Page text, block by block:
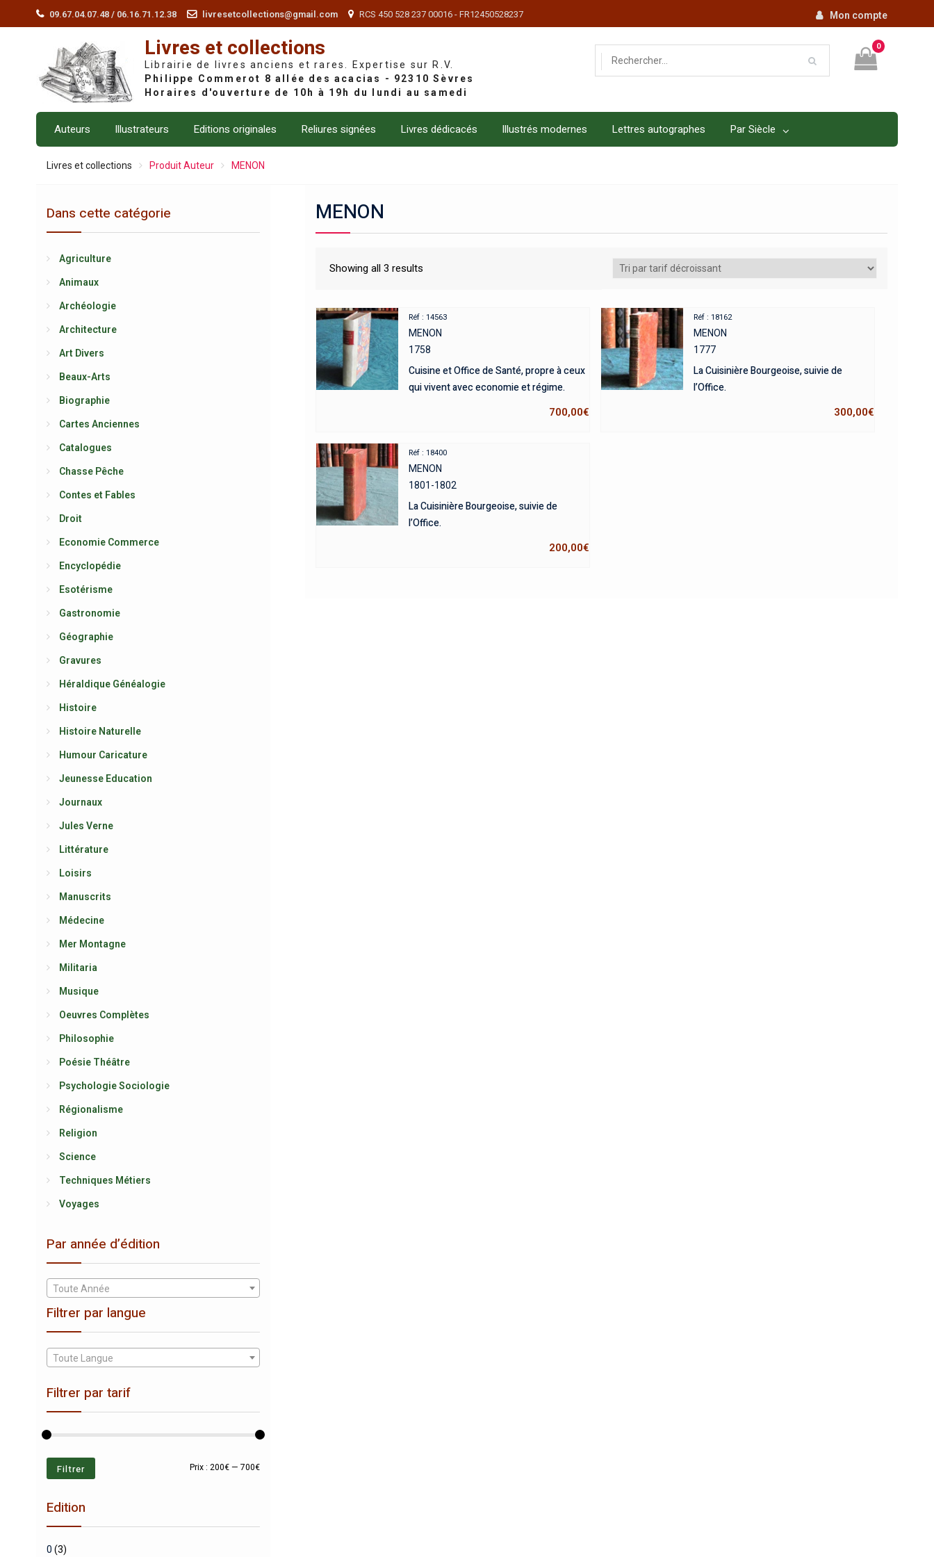
09.67.04.07.48 / 06.16.71.12.38 livresetcollections@gmail.com RCS 450 528 237 00016 - FR12450528237 Mon compte
Livres et collections
Librairie de livres anciens et rares. Expertise sur R.V.
0
Auteurs Illustrateurs Editions originales Reliures signées Livres dédicacés Illustrés modernes Lettres autographes Par Siècle
Livres et collections Produit Auteur MENON
MENON
Showing all 3 results
Réf : 14563
MENON
1758
Cuisine et Office de Santé, propre à ceux
qui vivent avec economie et régime.
700,00€
Réf : 18162
MENON
1777
La Cuisinière Bourgeoise, suivie de
l’Office.
300,00€
Réf : 18400
MENON
1801-1802
La Cuisinière Bourgeoise, suivie de
l’Office.
200,00€
Dans cette catégorie
Agriculture
Animaux
Archéologie
Architecture
Art Divers
Beaux-Arts
Biographie
Cartes Anciennes
Catalogues
Chasse Pêche
Contes et Fables
Droit
Economie Commerce
Encyclopédie
Esotérisme
Gastronomie
Géographie
Gravures
Héraldique Généalogie
Histoire
Histoire Naturelle
Humour Caricature
Jeunesse Education
Journaux
Jules Verne
Littérature
Loisirs
Manuscrits
Médecine
Mer Montagne
Militaria
Musique
Oeuvres Complètes
Philosophie
Poésie Théâtre
Psychologie Sociologie
Régionalisme
Religion
Science
Techniques Métiers
Voyages
Par année d’édition
Toute Année
Filtrer par langue
Toute Langue
Filtrer par tarif
Prix
Prix
Filtrer Prix : 200€ — 700€
Edition
0 (3)